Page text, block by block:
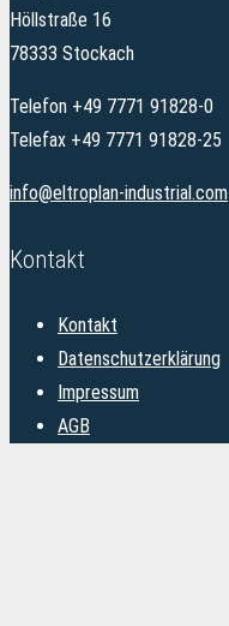
Höllstraße 16
78333 Stockach
Telefon +49 7771 91828-0
Telefax +49 7771 91828-25
info@eltroplan-industrial.com
Kontakt
Kontakt
Datenschutzerklärung
Impressum
AGB